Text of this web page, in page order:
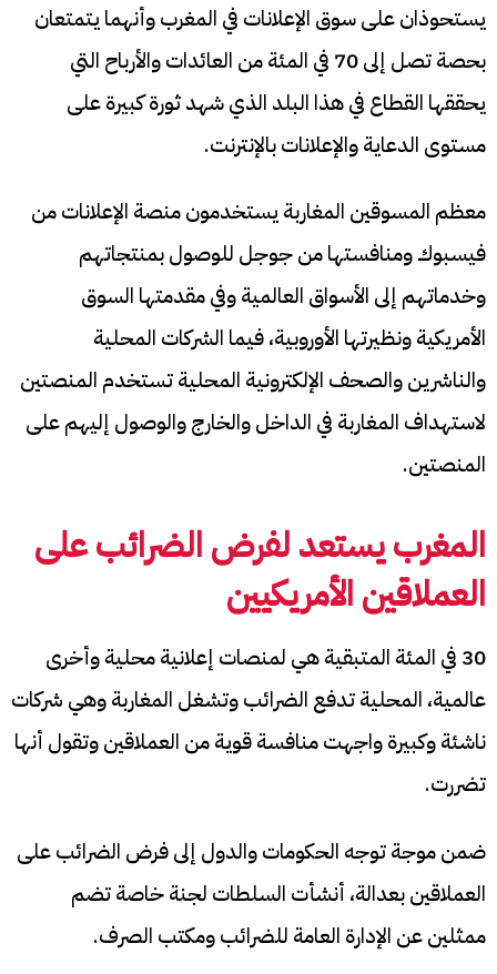
يستحوذان على سوق الإعلانات في المغرب وأنهما يتمتعان
بحصة تصل إلى 70 في المئة من العائدات والأرباح التي
يحققها القطاع في هذا البلد الذي شهد ثورة كبيرة على
مستوى الدعاية والإعلانات بالإنترنت.
معظم المسوقين المغاربة يستخدمون منصة الإعلانات من
فيسبوك ومنافستها من جوجل للوصول بمنتجاتهم
وخدماتهم إلى الأسواق العالمية وفي مقدمتها السوق
الأمريكية ونظيرتها الأوروبية، فيما الشركات المحلية
والناشرين والصحف الإلكترونية المحلية تستخدم المنصتين
لاستهداف المغاربة في الداخل والخارج والوصول إليهم على
المنصتين.
المغرب يستعد لفرض الضرائب على
العملاقين الأمريكيين
30 في المئة المتبقية هي لمنصات إعلانية محلية وأخرى
عالمية، المحلية تدفع الضرائب وتشغل المغاربة وهي شركات
ناشئة وكبيرة واجهت منافسة قوية من العملاقين وتقول أنها
تضررت.
ضمن موجة توجه الحكومات والدول إلى فرض الضرائب على
العملاقين بعدالة، أنشأت السلطات لجنة خاصة تضم
ممثلين عن الإدارة العامة للضرائب ومكتب الصرف.